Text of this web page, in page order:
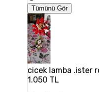
Tümünü Gör
cicek lamba .ister
1.050 TL